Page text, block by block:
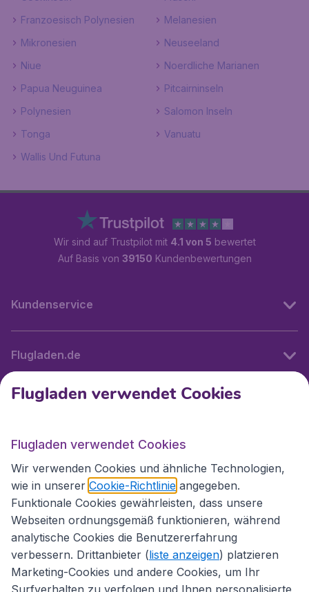
Franzoesisch Polynesien
Melanesien
Mikronesien
Neuseeland
Niue
Noerdliche Marianen
Papua Neuguinea
Pitcairninseln
Polynesien
Salomon Inseln
Tonga
Vanuatu
Wallis Und Futuna
Wir sind auf Trustpilot mit 4.1 von 5 bewertet
Auf Basis von 39150 Kundenbewertungen
Kundenservice
Flugladen.de
Internationale Webseiten
Folgen Sie uns:
Flugladen verwendet Cookies
Flugladen verwendet Cookies
Wir verwenden Cookies und ähnliche Technologien,
wie in unserer Cookie-Richtlinie angegeben.
Funktionale Cookies gewährleisten, dass unsere
Webseiten ordnungsgemäß funktionieren, während
analytische Cookies die Benutzererfahrung
verbessern. Drittanbieter (liste anzeigen) platzieren
Marketing-Cookies und andere Cookies, um Ihr
Surfverhalten zu verfolgen und Ihnen personalisierte